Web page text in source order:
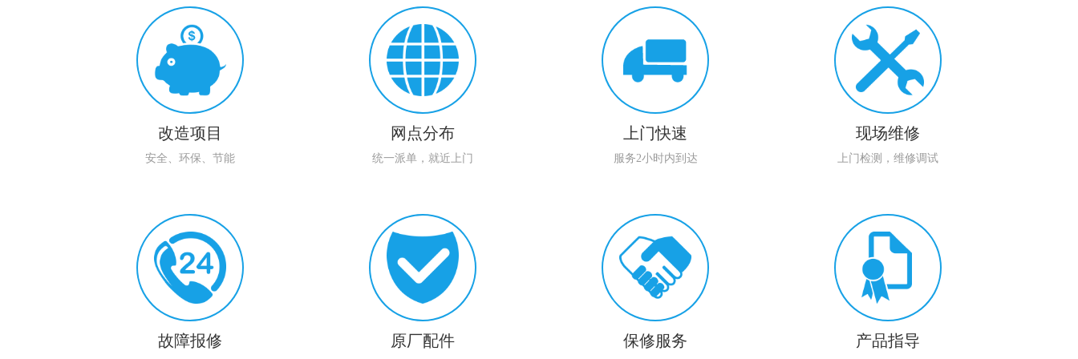
改造项目
安全、环保、节能
网点分布
统一派单，就近上门
上门快速
服务2小时内到达
现场维修
上门检测，维修调试
故障报修 原厂配件 保修服务 产品指导